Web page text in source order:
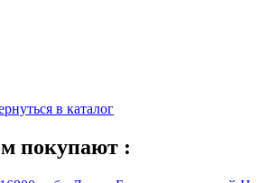
в каталог
покупают :